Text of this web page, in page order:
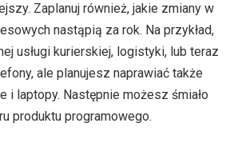
Zaplanuj również, jakie zmiany w
nastąpią za rok. Na przykład,
usługi kurierskiej, logistyki, lub teraz
ale planujesz naprawiać także
i laptopy. Następnie możesz śmiało
produktu programowego.